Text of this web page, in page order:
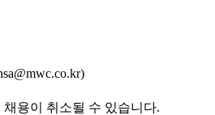
용이 취소될 수 있습니다.